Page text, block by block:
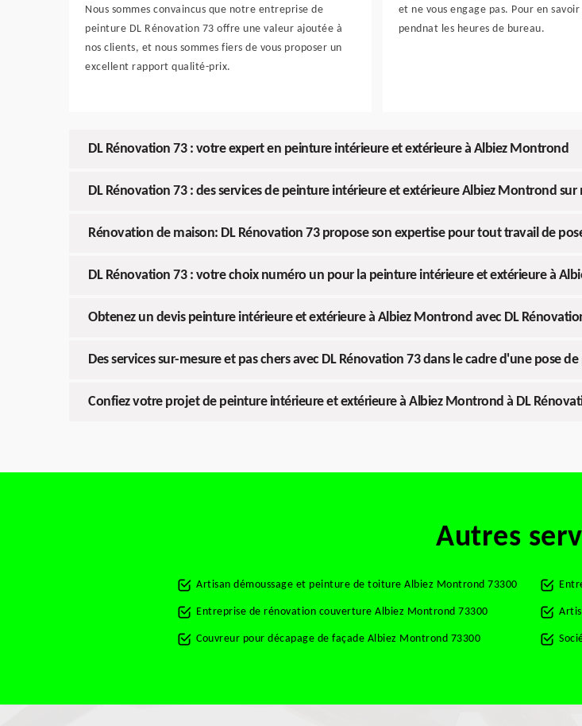
Nous sommes convaincus que notre entreprise de
peinture DL Rénovation 73 offre une valeur ajoutée à
nos clients, et nous sommes fiers de vous proposer un
excellent rapport qualité-prix.
et ne vous engage pas. Pour en
pendnat les heures de bureau.
DL Rénovation 73 : votre expert en peinture intérieure et extérieure à Albiez Montrond
DL Rénovation 73 : des services de peinture intérieure et extérieure Albiez Montrond sur
Rénovation de maison: DL Rénovation 73 propose son expertise pour tout travail de
DL Rénovation 73 : votre choix numéro un pour la peinture intérieure et extérieure à
Obtenez un devis peinture intérieure et extérieure à Albiez Montrond avec DL
Des services sur-mesure et pas chers avec DL Rénovation 73 dans le cadre d'une pose
Confiez votre projet de peinture intérieure et extérieure à Albiez Montrond à DL
Autres
Artisan démoussage et peinture de toiture Albiez Montrond 73300
Entreprise de rénovation couverture Albiez Montrond 73300
Couvreur pour décapage de façade Albiez Montrond 73300